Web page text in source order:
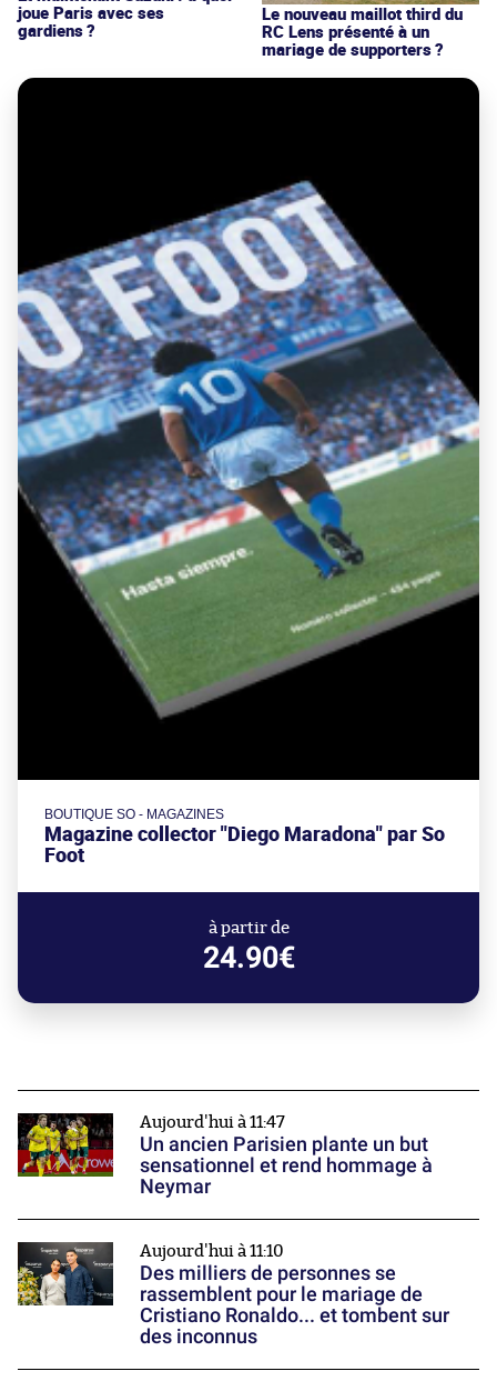
joue Paris avec ses
gardiens ?
Le nouveau maillot third du
RC Lens présenté à un
mariage de supporters ?
BOUTIQUE SO - MAGAZINES
Magazine collector "Diego Maradona" par So
Foot
à partir de
24.90€
Aujourd'hui à 11:47
Un ancien Parisien plante un but
sensationnel et rend hommage à
Neymar
Aujourd'hui à 11:10
Des milliers de personnes se
rassemblent pour le mariage de
Cristiano Ronaldo... et tombent sur
des inconnus